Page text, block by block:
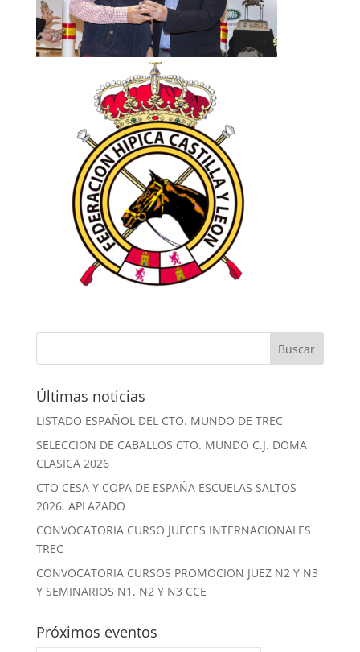
Últimas noticias
LISTADO ESPAÑOL DEL CTO. MUNDO DE TREC
SELECCION DE CABALLOS CTO. MUNDO C.J. DOMA
CLASICA 2026
CTO CESA Y COPA DE ESPAÑA ESCUELAS SALTOS
2026. APLAZADO
CONVOCATORIA CURSO JUECES INTERNACIONALES
TREC
CONVOCATORIA CURSOS PROMOCION JUEZ N2 Y N3
Y SEMINARIOS N1, N2 Y N3 CCE
Próximos eventos